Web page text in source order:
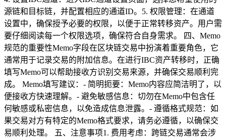
源链和目标链，并配置相应的通道ID。5. 权限管理：在通道
设置中，确保授予必要的权限，以便于正常转移资产。用户需
要仔细阅读每一个权限选项，确保符合自身需求。 四、Memo
规范的重要性Memo字段在区块链交易中扮演着重要角色，它
通常用于记录交易的附加信息。在进行IBC资产转移时，正确
填写Memo可以帮助接收方识别交易来源，并确保交易顺利完
成。 Memo填写建议：- 简明扼要：Memo内容应简洁明了，以
便接收方快速理解。- 避免敏感信息：切勿在Memo中包含任
何敏感或私密信息，以免造成信息泄露。- 遵循格式规范：如
果交易对方有特定的Memo格式要求，请务必遵循，以确保交
易顺利处理。 五、注意事项1. 费用考虑：跨链交易通常会涉